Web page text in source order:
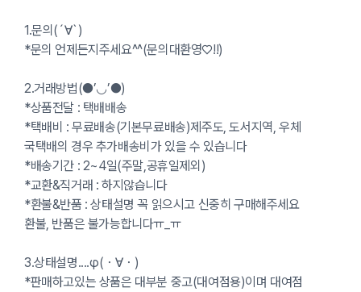
1.문의(´∀`)
*문의 언제든지주세요^^(문의대환영♡!!)
2.거래방법(●’◡’●)
*상품전달 : 택배배송
*택배비 : 무료배송(기본무료배송)제주도, 도서지역, 우체
국택배의 경우 추가배송비가 있을 수 있습니다
*배송기간 : 2~4일(주말,공휴일제외)
*교환&직거래 : 하지않습니다
*환불&반품 : 상태설명 꼭 읽으시고 신중히 구매해주세요
환불, 반품은 불가능합니다ㅠ_ㅠ
3.상태설명....φ(・∀・)
*판매하고있는 상품은 대부분 중고(대여점용)이며 대여점